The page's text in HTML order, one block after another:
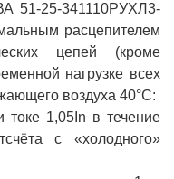
51-25-341110РУХЛ3-
расцепителем
цепей (кроме
нагрузке всех
воздуха 40°С:
1,05In в течение
с «холодного»